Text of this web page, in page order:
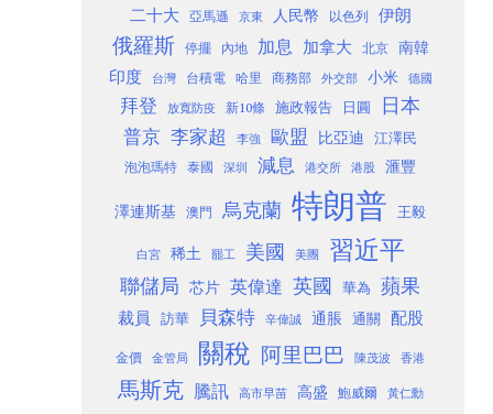
二十大 亞馬遜 京東 人民幣 以色列 伊朗
俄羅斯 停擺 內地 加息 加拿大 北京
南韓
印度
台灣 台積電 哈里 商務部 外交部 小米 德國
拜登 放寬防疫 新10條 施政報告 日圓 日本
普京 李家超 李強 歐盟 比亞迪 江澤民
泡泡瑪特 泰國 深圳 減息 港交所 港股 滙豐
澤連斯基 澳門 烏克蘭 特朗普 王毅
白宮 稀土 罷工 美國 美團 習近平
聯儲局 芯片 英偉達 英國 華為 蘋果
裁員 訪華 貝森特 辛偉誠 通脹 通關 配股
金價 金管局 關稅 阿里巴巴 陳茂波 香港
馬斯克 騰訊 高市早苗 高盛 鮑威爾 黃仁勳